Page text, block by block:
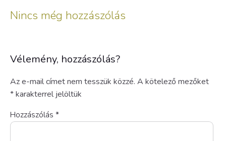
Nincs még hozzászólás
Vélemény, hozzászólás?
Az e-mail címet nem tesszük közzé. A kötelező mezőket
*karakterrel jelöltük
Hozzászólás *